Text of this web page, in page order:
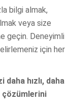
bilgi almak,
veya size
geçin. Deneyimli
için her
hızlı, daha
çözümlerini